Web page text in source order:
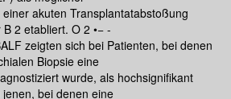
akuten Transplantatabstoßung
2 etabliert. O 2 •− -
zeigten sich bei Patienten, bei denen
Biopsie eine
wurde, als hochsignifikant
bei denen eine